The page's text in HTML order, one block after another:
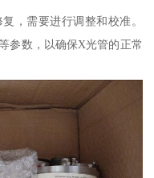
，需要进行调整和校准。
参数，以确保X光管的正常